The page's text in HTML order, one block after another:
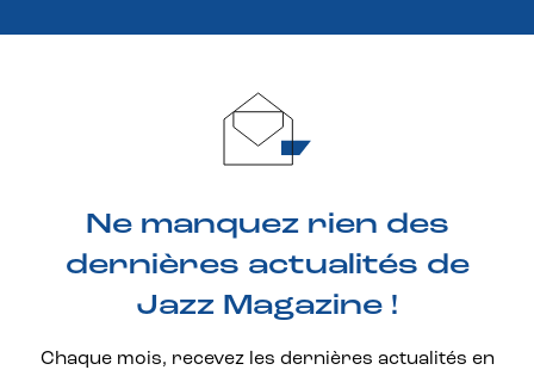
Ne manquez rien des
dernières actualités de
Jazz Magazine !
Chaque mois, recevez les dernières actualités en